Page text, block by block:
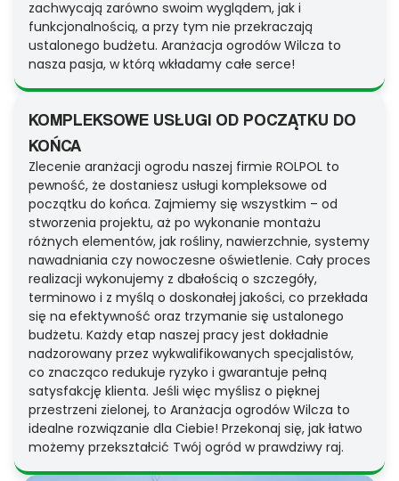
zachwycają zarówno swoim wyglądem, jak i
funkcjonalnością, a przy tym nie przekraczają
ustalonego budżetu. Aranżacja ogrodów Wilcza to
nasza pasja, w którą wkładamy całe serce!
KOMPLEKSOWE USŁUGI OD POCZĄTKU DO
KOŃCA
Zlecenie aranżacji ogrodu naszej firmie ROLPOL to
pewność, że dostaniesz usługi kompleksowe od
początku do końca. Zajmiemy się wszystkim – od
stworzenia projektu, aż po wykonanie montażu
różnych elementów, jak rośliny, nawierzchnie, systemy
nawadniania czy nowoczesne oświetlenie. Cały proces
realizacji wykonujemy z dbałością o szczegóły,
terminowo i z myślą o doskonałej jakości, co przekłada
się na efektywność oraz trzymanie się ustalonego
budżetu. Każdy etap naszej pracy jest dokładnie
nadzorowany przez wykwalifikowanych specjalistów,
co znacząco redukuje ryzyko i gwarantuje pełną
satysfakcję klienta. Jeśli więc myślisz o pięknej
przestrzeni zielonej, to Aranżacja ogrodów Wilcza to
idealne rozwiązanie dla Ciebie! Przekonaj się, jak łatwo
możemy przekształcić Twój ogród w prawdziwy raj.